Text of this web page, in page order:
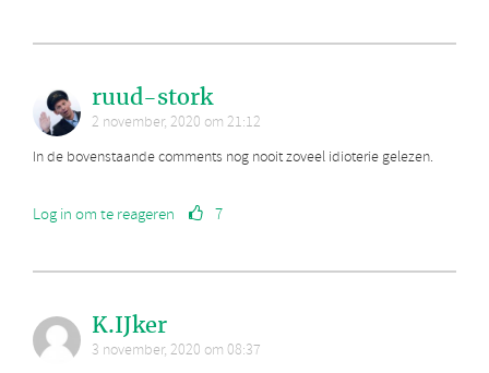
ruud-stork
2 november, 2020 om 21:12
In de bovenstaande comments nog nooit zoveel idioterie gelezen.
Log in om te reageren 7
K.IJker
3 november, 2020 om 08:37